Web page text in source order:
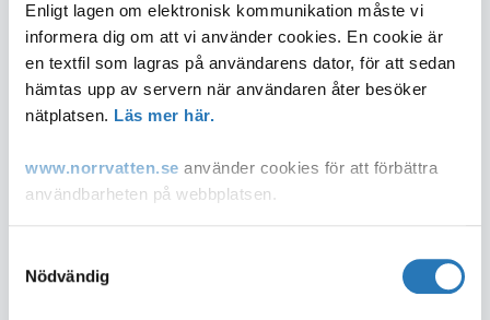
Enligt lagen om elektronisk kommunikation måste vi
informera dig om att vi använder cookies. En cookie är
en textfil som lagras på användarens dator, för att sedan
hämtas upp av servern när användaren åter besöker
nätplatsen. Läs mer här.
www.norrvatten.se använder cookies för att förbättra
användbarheten på webbplatsen.
ändra inställningar i din webbläsare så att den tillåter
Nödvändig
Årets nationaldagsfirande i Hagaparken
var som vanligt en välbesökt tillställning,
med tiotusentals besökare i parken.
Norrvatten bemannade en
kranvatten och delade ut vattenflaskor till
törstiga nationaldagsfirare.
vattenflaskor som besökarna i Hagaparken kunde fylla i
vattenstationen. Vattenstationen var ett populärt inslag i parken.